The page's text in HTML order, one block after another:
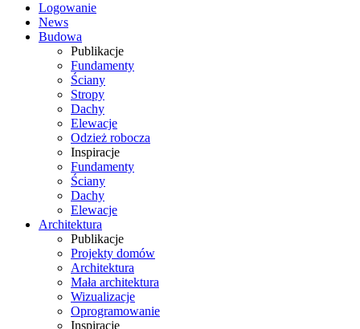
Logowanie
News
Budowa
Publikacje
Fundamenty
Ściany
Stropy
Dachy
Elewacje
Odzież robocza
Inspiracje
Fundamenty
Ściany
Dachy
Elewacje
Architektura
Publikacje
Projekty domów
Architektura
Mała architektura
Wizualizacje
Oprogramowanie
Inspiracje